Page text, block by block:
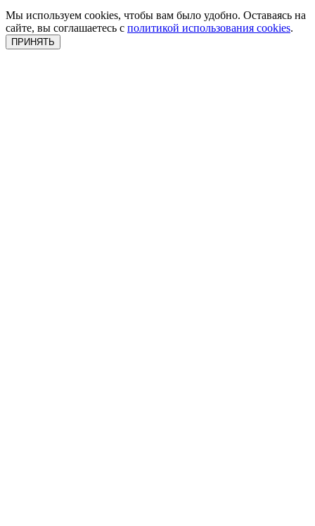
Мы используем cookies, чтобы вам было удобно. Оставаясь на
сайте, вы соглашаетесь с политикой использования cookies.
ПРИНЯТЬ